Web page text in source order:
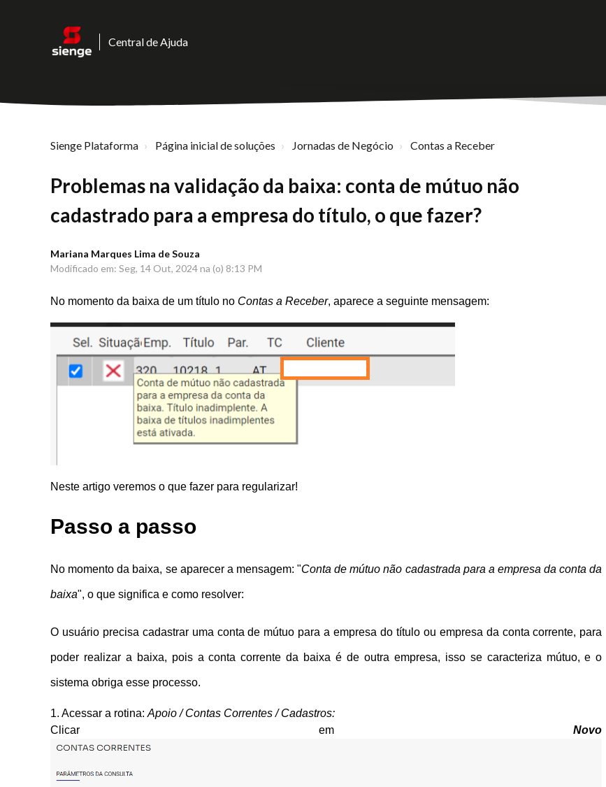
Central de Ajuda
Sienge Plataforma Página inicial de soluções Jornadas de Negócio Contas a Receber
Problemas na validação da baixa: conta de mútuo não
cadastrado para a empresa do título, o que fazer?
Mariana Marques Lima de Souza
Modificado em: Seg, 14 Out, 2024 na (o) 8:13 PM
No momento da baixa de um título no Contas a Receber, aparece a seguinte mensagem:
Neste artigo veremos o que fazer para regularizar!
Passo a passo
No momento da baixa, se aparecer a mensagem: "Conta de mútuo não cadastrada para a empresa da conta da
baixa", o que significa e como resolver:
O usuário precisa cadastrar uma conta de mútuo para a empresa do título ou empresa da conta corrente, para
poder realizar a baixa, pois a conta corrente da baixa é de outra empresa, isso se caracteriza mútuo, e o
sistema obriga esse processo.
1. Acessar a rotina: Apoio / Contas Correntes / Cadastros:
Clicar emNovo